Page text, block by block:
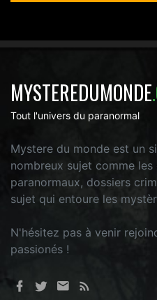
MYSTEREDUMONDE
Tout l'univers du paranormal
Mystere du monde est un
nombreux sujet comme
paranormaux, dossiers
sujet qui entoure les
N'hésitez pas à venir
passionés !